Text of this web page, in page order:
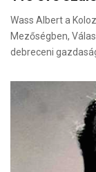
Wass Albert a
Mezőségben,
debreceni